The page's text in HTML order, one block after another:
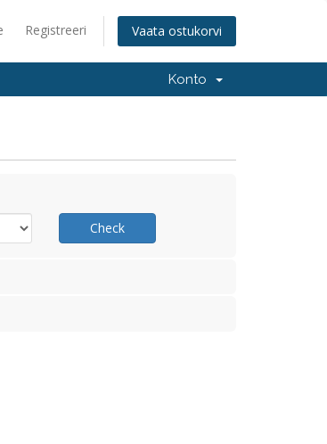
Registreeri Vaata ostukorvi
Konto
Check